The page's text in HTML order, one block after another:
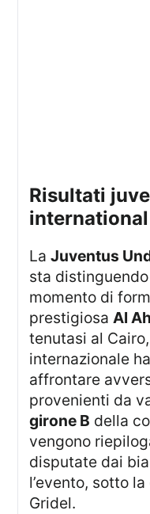
risultati juvenili all’al ahly
LaJuventus
sta
momento di
prestigiosaAl
tenutasi al
internazionale
affrontare
provenienti da
girone B della
vengono
disputate dai
l’evento, sotto
Gridel.